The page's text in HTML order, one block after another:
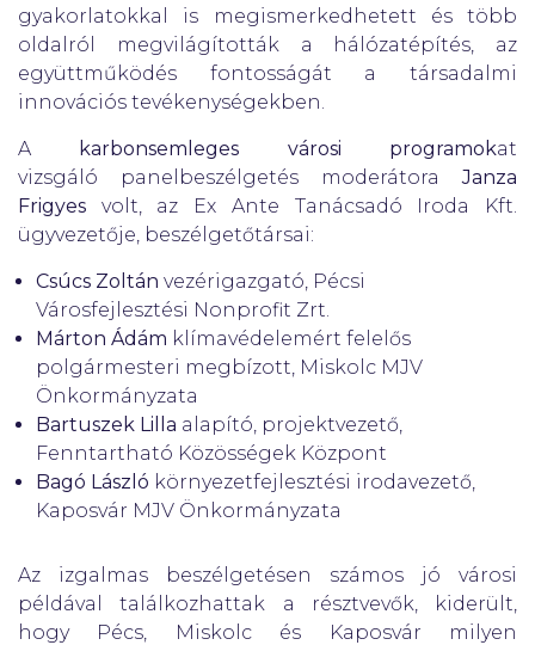
gyakorlatokkal is megismerkedhetett és több
oldalról megvilágították a hálózatépítés, az
együttműködés fontosságát a társadalmi
innovációs tevékenységekben.
A karbonsemleges városi programokat
vizsgáló panelbeszélgetés moderátoraJanza
Frigyes volt, az Ex Ante Tanácsadó Iroda Kft.
ügyvezetője, beszélgetőtársai:
Csúcs Zoltán vezérigazgató, Pécsi
Városfejlesztési Nonprofit Zrt.
Márton Ádám klímavédelemért felelős
polgármesteri megbízott, Miskolc MJV
Önkormányzata
Bartuszek Lilla alapító, projektvezető,
Fenntartható Közösségek Központ
Bagó László környezetfejlesztési irodavezető,
Kaposvár MJV Önkormányzata
Az izgalmas beszélgetésen számos jó városi
példával találkozhattak a résztvevők, kiderült,
hogy Pécs, Miskolc és Kaposvár milyen